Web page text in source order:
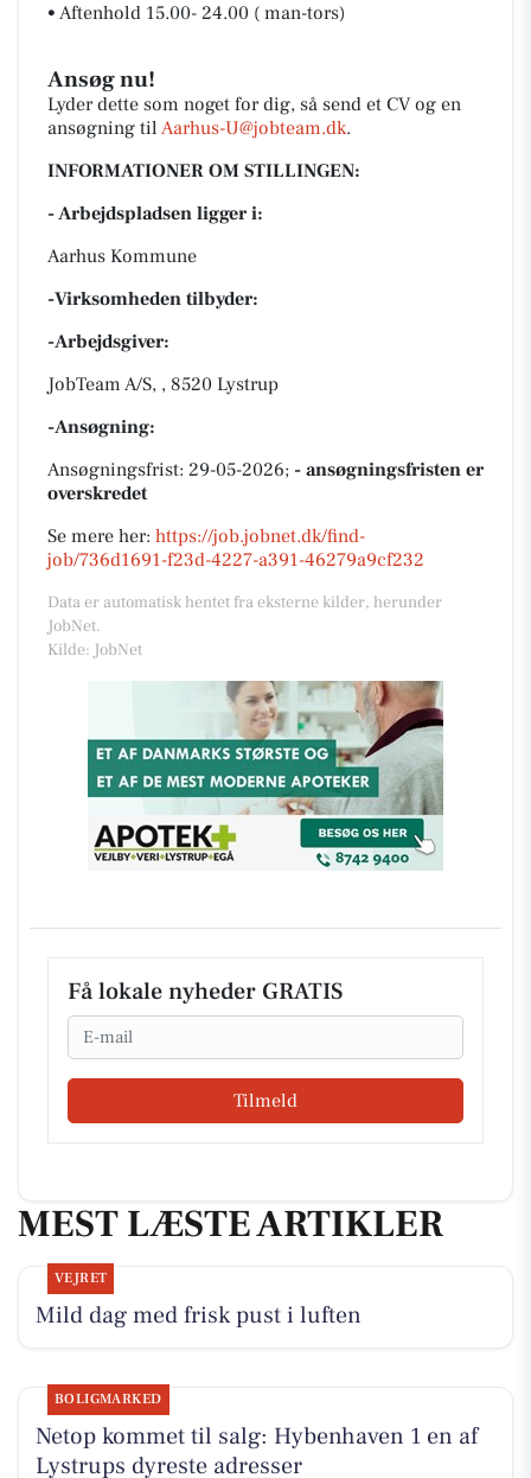
• Aftenhold 15.00- 24.00 ( man-tors)
Ansøg nu!
Lyder dette som noget for dig, så send et CV og en
ansøgning til Aarhus-U@jobteam.dk.
INFORMATIONER OM STILLINGEN:
- Arbejdspladsen ligger i:
Aarhus Kommune
-Virksomheden tilbyder:
-Arbejdsgiver:
JobTeam A/S, , 8520 Lystrup
-Ansøgning:
Ansøgningsfrist: 29-05-2026; - ansøgningsfristen er
overskredet
Se mere her: https://job.jobnet.dk/find-
job/736d1691-f23d-4227-a391-46279a9cf232
Data er automatisk hentet fra eksterne kilder, herunder
JobNet.
Kilde: JobNet
Få lokale nyheder GRATIS
Email
Tilmeld
MEST LÆSTE ARTIKLER
VEJRET
Mild dag med frisk pust i luften
BOLIGMARKED
Netop kommet til salg: Hybenhaven 1 en af
Lystrups dyreste adresser